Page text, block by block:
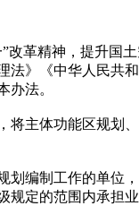
精神，提升国土
法》《中华人民共
办法。
体功能区规划、
编制工作的单位
规定的范围内承担